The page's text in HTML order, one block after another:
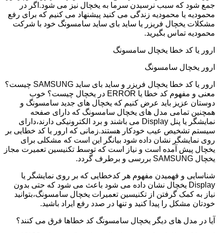
جمع شود که سبب نرسیدن سرما به یخچال نیز می شود.اگر در
محمودیه یا محمودیه زندگی می کنید پیشنهاد می کنیم که برای رفع
مشکلات یخچال فریزر یا ساید بای ساید سامسونگ خود با شرکت
محمودیه تماس بگیرید.
ارور یا کد خطا یخچال سامسونگ
ارور یخچال سامسونگ
ارور یا کد خطا یخچال فریزر و ساید بای ساید SAMSUNG چیست؟
معنی و مفهوم کد خطا یا ERROR در یخچال چیست؟ خوب
دوستان عزیز باید عرض کنیم که یخچال های جدید سامسونگ و
همچنین تمامی مدل های یخچال سامسونگ که دارای صفحه
نمایشگر یا پنل Display می باشند و برد الکترونیکی دارند،دارای
سیستم تشخیص عیب خودکار هستند.زمانی که ارور یا کد خطایی بر
روی نمایشگر نشان داده شود بیانگر این است که مشکلی برای
یخچال پیش آمده است و نیاز است که توسط تکنیسین تعمیرت مجاز
یخچال SAMSUNG بررسی و برطرف گردد.
شناسایی و فهمیدن مفهوم هر کدخطایی که بر روی نمایشگر یا
Display یخچال نشان داده می شود باعث می شود که حتی بدون
نیاز به کمک گرفتن از تکنیسین تعمیرات یخچال سامسونگ،بتوانید
خودتان مشکل را پیدا کنید و تنها در صدد رفع ایراد باشید.
آیا در مدل های دیگر یخچال سامسونگ کد خطاها فرق می کنند؟